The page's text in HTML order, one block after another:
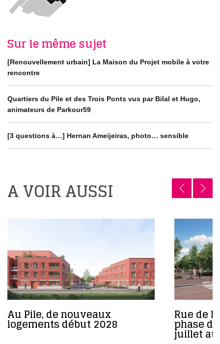
Sur le même sujet
[Renouvellement urbain] La Maison du Projet mobile à votre
rencontre
Quartiers du Pile et des Trois Ponts vus par Bilal et Hugo,
animateurs de Parkour59
[3 questions à…] Hernan Ameijeiras, photo… sensible
A VOIR AUSSI
Au Pile, de nouveaux
logements début 2028
Rue de
phase
juillet au